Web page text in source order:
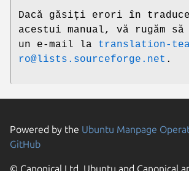
Dacă găsiți erori în
acestui manual, vă rugăm
un e-mail la translation-
ro@lists.sourceforge.net .
Powered by the Ubuntu Manpage
GitHub
© Canonical Ltd. Ubuntu and Canonical